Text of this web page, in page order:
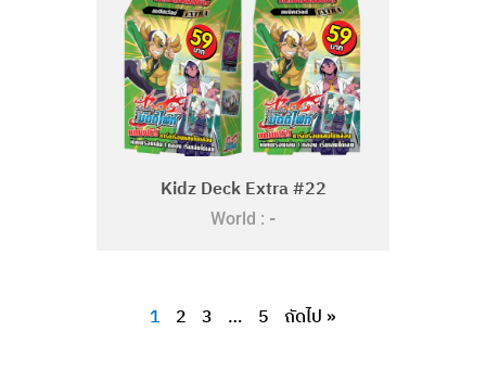
Kidz Deck Extra #22
World : -
1 2 3 … 5 ถัดไป »